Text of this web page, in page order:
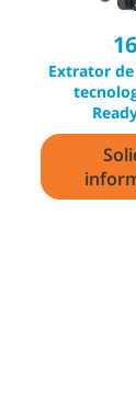
Extrator